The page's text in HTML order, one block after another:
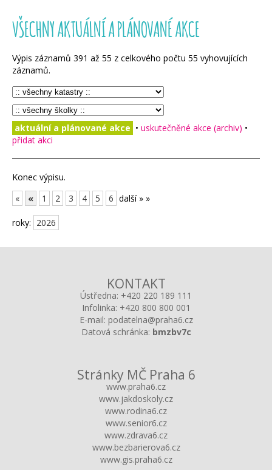
VŠECHNY AKTUÁLNÍ A PLÁNOVANÉ AKCE
Výpis záznamů 391 až 55 z celkového počtu 55 vyhovujících
záznamů.
aktuální a plánované akce • uskutečněné akce (archiv) •
přidat akci
Konec výpisu.
«
« 1 2 3 4 5 6 další » »
roky: 2026
KONTAKT
Ústředna: +420 220 189 111
Infolinka: +420 800 800 001
E-mail: podatelna@praha6.cz
Datová schránka: bmzbv7c
Stránky MČ Praha 6
www.praha6.cz
www.jakdoskoly.cz
www.rodina6.cz
www.senior6.cz
www.zdrava6.cz
www.bezbarierova6.cz
www.gis.praha6.cz